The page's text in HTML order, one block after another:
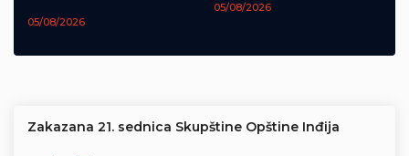
05/08/2026
05/08/2026
Zakazana 21. sednica Skupštine Opštine Inđija